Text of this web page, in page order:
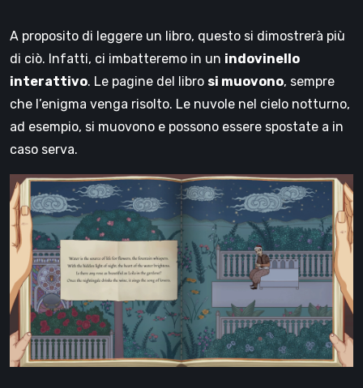
A proposito di leggere un libro, questo si dimostrerà più
di ciò. Infatti, ci imbatteremo in un indovinello
interattivo. Le pagine del libro si muovono, sempre
che l’enigma venga risolto. Le nuvole nel cielo notturno,
ad esempio, si muovono e possono essere spostate a in
caso serva.